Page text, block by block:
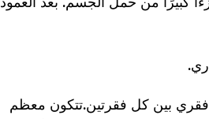
بين كل فقرتين.تتكون معظم